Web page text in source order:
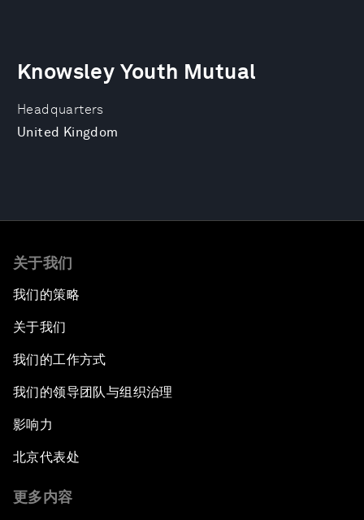
Headquarters
United Kingdom
Knowsley Youth Mutual
关于我们
我们的策略
关于我们
我们的工作方式
我们的领导团队与组织治理
影响力
北京代表处
更多内容